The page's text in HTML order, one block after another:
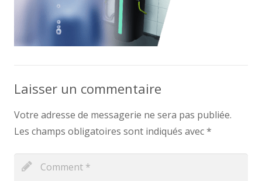
Laisser un commentaire
Votre adresse de messagerie ne sera pas publiée.
Les champs obligatoires sont indiqués avec*